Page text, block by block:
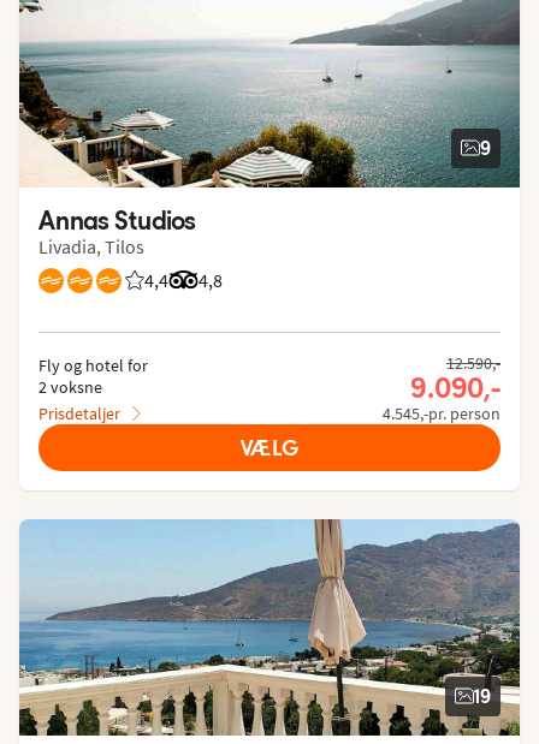
9
Annas Studios
Livadia, Tilos
4,4
Bedømmelse fra Spies gæster: 4.35/5
4,8
Bedømmelse fra Tripadvisor: 4.8 of 5
Fly og hotel for
2 voksne
Prisdetaljer
12.590,-
9.090,-
4.545,-pr. person
VÆLG
19